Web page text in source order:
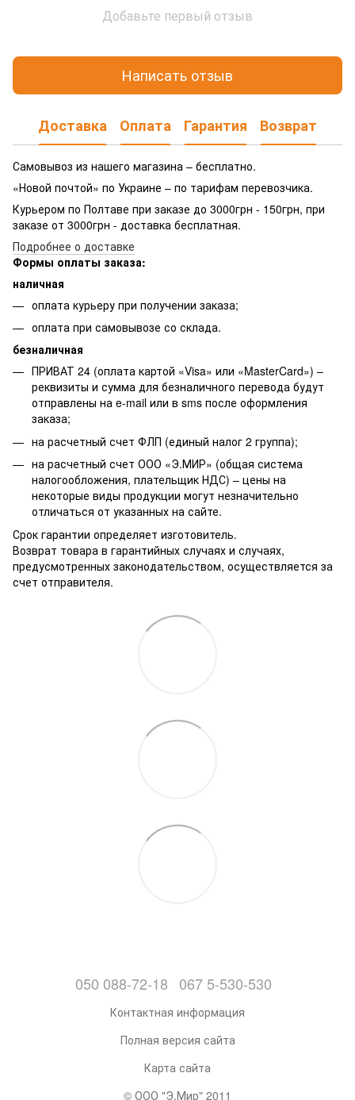
Добавьте первый отзыв
Написать отзыв
Доставка Оплата Гарантия Возврат
Самовывоз из нашего магазина – бесплатно.
«Новой почтой» по Украине – по тарифам перевозчика.
Курьером по Полтаве при заказе до 3000грн - 150грн, при
заказе от 3000грн - доставка бесплатная.
Подробнее о доставке
Формы оплаты заказа:
наличная
оплата курьеру при получении заказа;
оплата при самовывозе со склада.
безналичная
ПРИВАТ 24 (оплата картой «Visa» или «MasterCard») –
реквизиты и сумма для безналичного перевода будут
отправлены на e-mail или в sms после оформления
заказа;
на расчетный счет ФЛП (единый налог 2 группа);
на расчетный счет ООО «Э.МИР» (общая система
налогообложения, плательщик НДС) – цены на
некоторые виды продукции могут незначительно
отличаться от указанных на сайте.
Срок гарантии определяет изготовитель.
Возврат товара в гарантийных случаях и случаях,
предусмотренных законодательством, осуществляется за
счет отправителя.
050 088-72-18 067 5-530-530
Контактная информация
Полная версия сайта
Карта сайта
© ООО "Э.Мир" 2011